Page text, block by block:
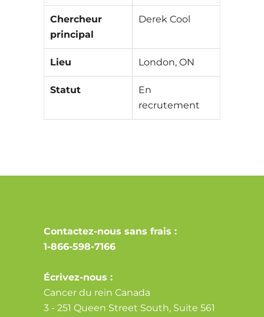
Chercheur
principal
Derek Cool
Lieu London, ON
Statut
En
recrutement
Contactez-nous sans frais :
1-866-598-7166
Écrivez-nous :
Cancer du rein Canada
3 - 251 Queen Street South, Suite 561